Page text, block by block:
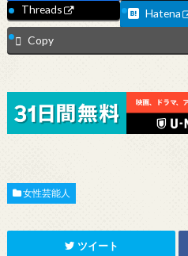
Threads
Hatena
Copy
女性芸能人
ツイート